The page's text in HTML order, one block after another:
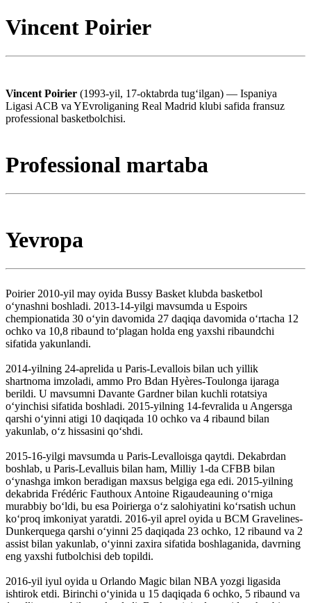
Vincent Poirier
Vincent Poirier (1993-yil, 17-oktabrda tugʻilgan) — Ispaniya
Ligasi ACB va YEvroliganing Real Madrid klubi safida fransuz
professional basketbolchisi.
Professional martaba
Yevropa
Poirier 2010-yil may oyida Bussy Basket klubda basketbol
oʻynashni boshladi. 2013-14-yilgi mavsumda u Espoirs
chempionatida 30 oʻyin davomida 27 daqiqa davomida oʻrtacha 12
ochko va 10,8 ribaund toʻplagan holda eng yaxshi ribaundchi
sifatida yakunlandi.
2014-yilning 24-aprelida u Paris-Levallois bilan uch yillik
shartnoma imzoladi, ammo Pro Bdan Hyères-Toulonga ijaraga
berildi. U mavsumni Davante Gardner bilan kuchli rotatsiya
oʻyinchisi sifatida boshladi. 2015-yilning 14-fevralida u Angersga
qarshi o‘yinni atigi 10 daqiqada 10 ochko va 4 ribaund bilan
yakunlab, o‘z hissasini qo‘shdi.
2015-16-yilgi mavsumda u Paris-Levalloisga qaytdi. Dekabrdan
boshlab, u Paris-Levalluis bilan ham, Milliy 1-da CFBB bilan
oʻynashga imkon beradigan maxsus belgiga ega edi. 2015-yilning
dekabrida Frédéric Fauthoux Antoine Rigaudeauning o‘rniga
murabbiy bo‘ldi, bu esa Poirierga o‘z salohiyatini ko‘rsatish uchun
ko‘proq imkoniyat yaratdi. 2016-yil aprel oyida u BCM Gravelines-
Dunkerquega qarshi oʻyinni 25 daqiqada 23 ochko, 12 ribaund va 2
assist bilan yakunlab, oʻyinni zaxira sifatida boshlaganida, davrning
eng yaxshi futbolchisi deb topildi.
2016-yil iyul oyida u Orlando Magic bilan NBA yozgi ligasida
ishtirok etdi. Birinchi oʻyinida u 15 daqiqada 6 ochko, 5 ribaund va